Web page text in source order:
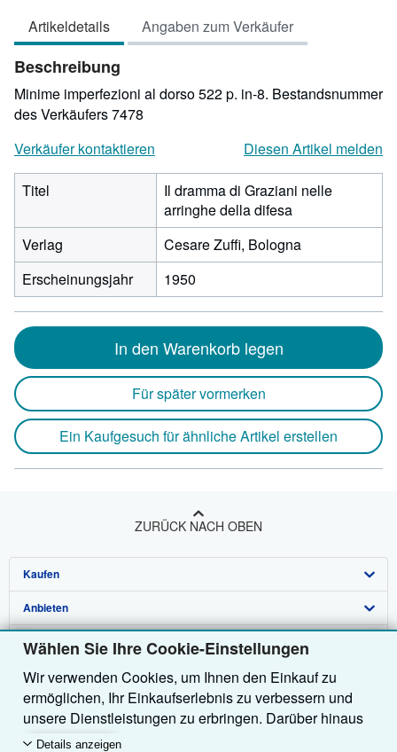
Wählen Sie Ihre Cookie-Einstellungen
Wir verwenden Cookies, um Ihnen den Einkauf zu
ermöglichen, Ihr Einkaufserlebnis zu verbessern und
unsere Dienstleistungen zu erbringen. Darüber hinaus
verwenden wir Cookies, um nachzuvollziehen, wie
Details anzeigen
5
Sternen
Artikeldetails Angaben zum Verkäufer
Beschreibung
Minime imperfezioni al dorso 522 p. in-8. Bestandsnummer
des Verkäufers 7478
Verkäufer kontaktieren
Diesen Artikel melden
Titel
Il dramma di Graziani nelle
arringhe della difesa
Verlag
Cesare Zuffi, Bologna
Erscheinungsjahr
1950
In den Warenkorb legen
Für später vormerken
Ein Kaufgesuch für ähnliche Artikel erstellen
ZURÜCK NACH OBEN
Kaufen
Detailsuche
Sammlungen
Nutzerkonto
Meine Bestellungen
Warenkorb
Anbieten
Verkäufer werden
Partnerprogramm
Empfehlen Sie einen Verkäufer
Über uns
Über uns / Impressum
Presse
Karriere
Hilfe
Hilfebereich
Kundenservice
Weitere AbeBooks Unternehmen
AbeBooks.com
AbeBooks folgen